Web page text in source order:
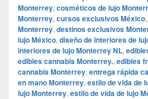
Monterrey, cosméticos de lujo
Monterrey, cursos exclusivos México,
Monterrey, destinos exclusivos
lujo México, diseño de interiores de
interiores de lujo Monterrey NL,
edibles cannabis Monterrey., edibles
cannabis Monterrey, entrega rápida
en mano Monterrey, estilo de vida de
lujo Monterrey, estilo de vida de lujo